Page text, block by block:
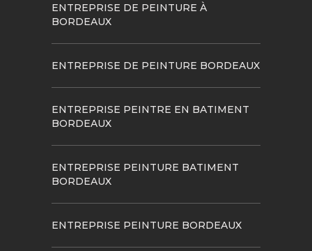
ENTREPRISE DE PEINTURE À
BORDEAUX
ENTREPRISE DE PEINTURE BORDEAUX
ENTREPRISE PEINTRE EN BATIMENT
BORDEAUX
ENTREPRISE PEINTURE BATIMENT
BORDEAUX
ENTREPRISE PEINTURE BORDEAUX